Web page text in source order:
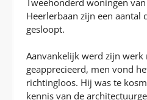
Heerlerbaan zijn een aantal
gesloopt.
Aanvankelijk werd zijn werk
geapprecieerd, men vond
richtingloos. Hij was te
kennis van de